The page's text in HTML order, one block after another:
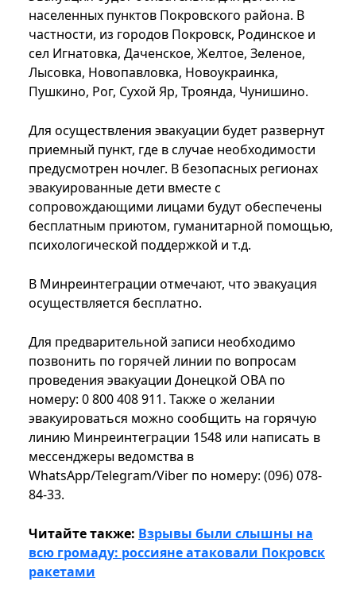
населенных пунктов Покровского района. В
частности, из городов Покровск, Родинское и
сел Игнатовка, Даченское, Желтое, Зеленое,
Лысовка, Новопавловка, Новоукраинка,
Пушкино, Рог, Сухой Яр, Троянда, Чунишино.
Для осуществления эвакуации будет развернут
приемный пункт, где в случае необходимости
предусмотрен ночлег. В безопасных регионах
эвакуированные дети вместе с
сопровождающими лицами будут обеспечены
бесплатным приютом, гуманитарной помощью,
психологической поддержкой и т.д.
В Минреинтеграции отмечают, что эвакуация
осуществляется бесплатно.
Для предварительной записи необходимо
позвонить по горячей линии по вопросам
проведения эвакуации Донецкой ОВА по
номеру: 0 800 408 911. Также о желании
эвакуироваться можно сообщить на горячую
линию Минреинтеграции 1548 или написать в
мессенджеры ведомства в
WhatsApp/Telegram/Viber по номеру: (096) 078-
84-33.
Читайте также: Взрывы были слышны на
всю громаду: россияне атаковали Покровск
ракетами